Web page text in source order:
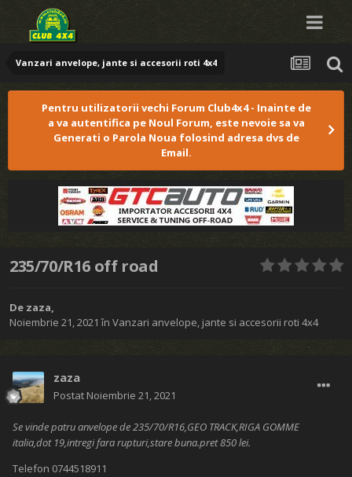
Vanzari anvelope, jante si accesorii roti 4x4
Pentru utilizatorii vechi Forum Club4x4 - Inainte de
a va autentifica pe Noul Forum, este nevoie sa va
Generati o Parola Noua folosind adresa dvs de
Email.
235/70/R16 off road
De zaza,
Noiembrie 21, 2021 în Vanzari anvelope, jante si accesorii roti 4x4
zaza
Postat Noiembrie 21, 2021
Se vinde patru anvelope de 235/70/R16,GEO TRACK,RIGA GOMME
italia,dot 19,intregi fara rupturi,stare buna.pret 850 lei.
Telefon 0744518911